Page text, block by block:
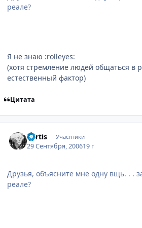
реале?
Я не знаю :rolleyes:
(хотя стремление людей общаться в
естественный фактор)
Цитата
Kertis Участники
29 Сентября, 200619 г
Друзья, объясните мне одну вщь. . .
реале?